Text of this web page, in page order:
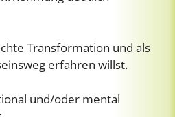
Transformation und als
erfahren willst.
und/oder mental